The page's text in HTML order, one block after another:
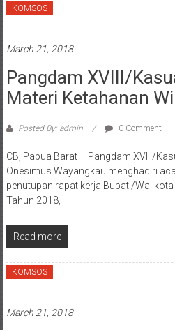
KOMSOS
March 21, 2018
Pangdam XVIII/
Materi Ketahanan
Posted By: admin 0 Comment
CB, Papua Barat – Pangdam XVIII/
Onesimus Wayangkau menghadiri
penutupan rapat kerja Bupati/
Tahun 2018,
Read more
KOMSOS
March 21, 2018